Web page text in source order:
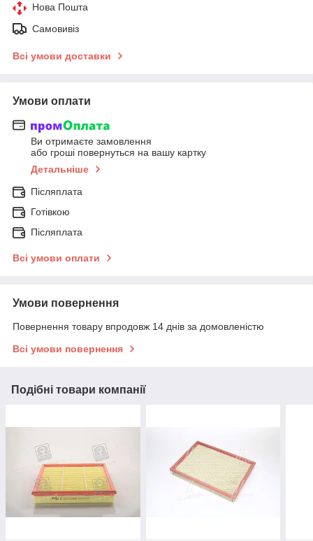
Нова Пошта
Самовивіз
Всі умови доставки
Умови оплати
Ви отримаєте замовлення
або гроші повернуться на вашу картку
Детальніше
Післяплата
Готівкою
Післяплата
Всі умови оплати
Умови повернення
Повернення товару впродовж 14 днів за домовленістю
Всі умови повернення
Подібні товари компанії